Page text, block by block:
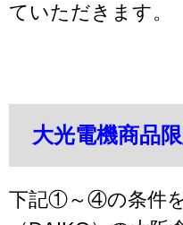
ていただきます。
大光電機商品
下記①～④の条件